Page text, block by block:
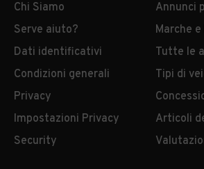
Chi Siamo
Serve aiuto?
Dati identificativi
Condizioni generali
Privacy
Impostazioni Privacy
Security
Annunci
Marche
Tutte le
Tipi di
Articoli